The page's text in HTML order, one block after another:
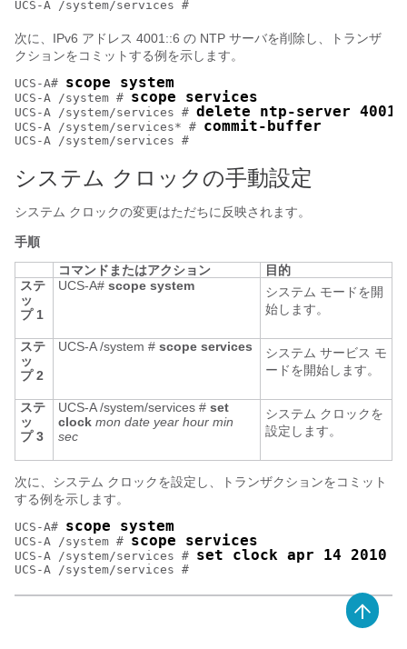
次に、IPv6 アドレス 4001::6 の NTP サーバを削除し、トランザ
クションをコミットする例を示します。
UCS-A# scope system
UCS-A /system # scope services
UCS-A /system/services # delete ntp-server
UCS-A /system/services* # commit-buffer
システム クロックの手動設定
システム クロックの変更はただちに反映されます。
手順
コマンドまたはアクション
目的
ステ
ッ
プ 1
UCS-A# scope system
システム モードを開
始します。
ステ
ッ
プ 2
UCS-A /system # scope services
システム サービス モ
ードを開始します。
ステ
ッ
プ 3
UCS-A /system/services # set
clock mon date year hour min
sec
システム クロックを
設定します。
次に、システム クロックを設定し、トランザクションをコミット
する例を示します。
UCS-A# scope system
UCS-A /system # scope services
UCS-A /system/services # set clock apr 14 2010